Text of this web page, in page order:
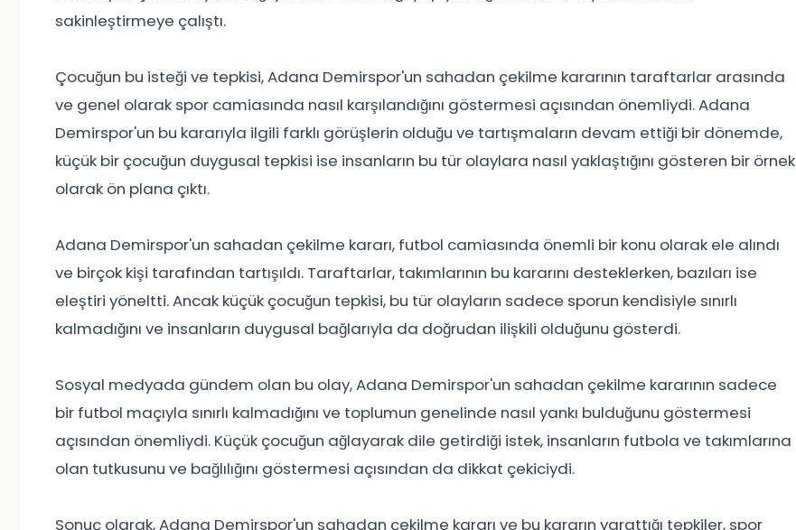
sakinleştirmeye çalıştı.
Çocuğun bu isteği ve tepkisi, Adana Demirspor'un sahadan çekilme kararının taraftarlar arasında
ve genel olarak spor camiasında nasıl karşılandığını göstermesi açısından önemliydi. Adana
Demirspor'un bu kararıyla ilgili farklı görüşlerin olduğu ve tartışmaların devam ettiği bir dönemde,
küçük bir çocuğun duygusal tepkisi ise insanların bu tür olaylara nasıl yaklaştığını gösteren bir örnek
olarak ön plana çıktı.
Adana Demirspor'un sahadan çekilme kararı, futbol camiasında önemli bir konu olarak ele alındı
ve birçok kişi tarafından tartışıldı. Taraftarlar, takımlarının bu kararını desteklerken, bazıları ise
eleştiri yöneltti. Ancak küçük çocuğun tepkisi, bu tür olayların sadece sporun kendisiyle sınırlı
kalmadığını ve insanların duygusal bağlarıyla da doğrudan ilişkili olduğunu gösterdi.
Sosyal medyada gündem olan bu olay, Adana Demirspor'un sahadan çekilme kararının sadece
bir futbol maçıyla sınırlı kalmadığını ve toplumun genelinde nasıl yankı bulduğunu göstermesi
açısından önemliydi. Küçük çocuğun ağlayarak dile getirdiği istek, insanların futbola ve takımlarına
olan tutkusunu ve bağlılığını göstermesi açısından da dikkat çekiciydi.
Sonuç olarak, Adana Demirspor'un sahadan çekilme kararı ve bu kararın yarattığı tepkiler, spor